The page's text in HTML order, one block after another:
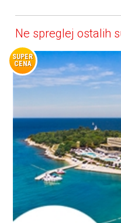
Ne spreglej ostalih
SUPER
CENA